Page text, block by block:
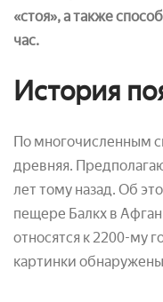
«стоя», а также
час.
История
По многочисленным
древняя.
лет тому назад. Об
пещере Балкх в
относятся к 2200-му
картинки